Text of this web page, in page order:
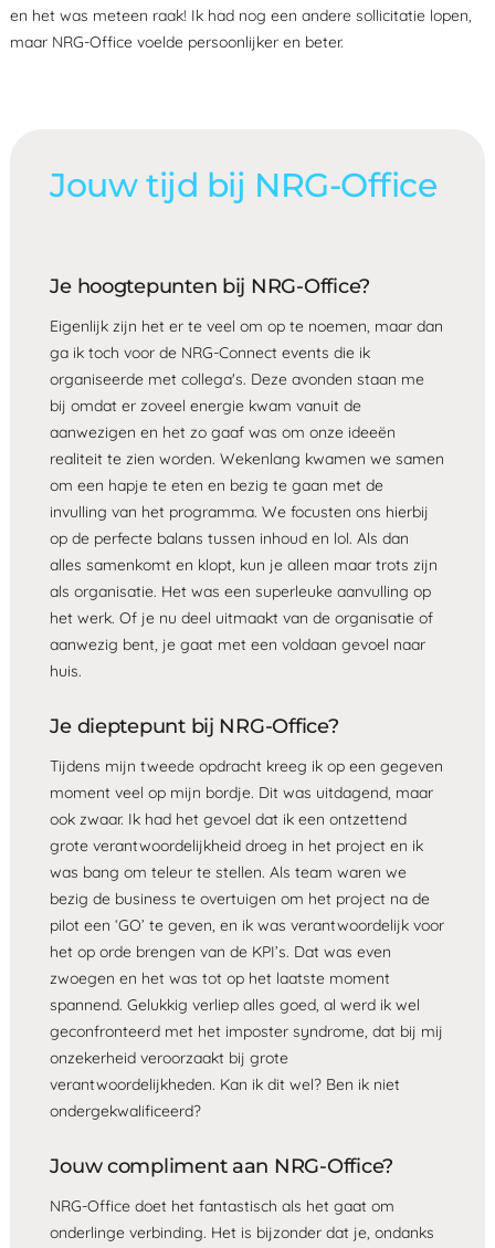
en het was meteen raak! Ik had nog een andere sollicitatie lopen,
maar NRG-Office voelde persoonlijker en beter.
Jouw tijd bij NRG-Office
Je hoogtepunten bij NRG-Office?
Eigenlijk zijn het er te veel om op te noemen, maar dan
ga ik toch voor de NRG-Connect events die ik
organiseerde met collega's. Deze avonden staan me
bij omdat er zoveel energie kwam vanuit de
aanwezigen en het zo gaaf was om onze ideeën
realiteit te zien worden. Wekenlang kwamen we samen
om een hapje te eten en bezig te gaan met de
invulling van het programma. We focusten ons hierbij
op de perfecte balans tussen inhoud en lol. Als dan
alles samenkomt en klopt, kun je alleen maar trots zijn
als organisatie. Het was een superleuke aanvulling op
het werk. Of je nu deel uitmaakt van de organisatie of
aanwezig bent, je gaat met een voldaan gevoel naar
huis.
Je dieptepunt bij NRG-Office?
Tijdens mijn tweede opdracht kreeg ik op een gegeven
moment veel op mijn bordje. Dit was uitdagend, maar
ook zwaar. Ik had het gevoel dat ik een ontzettend
grote verantwoordelijkheid droeg in het project en ik
was bang om teleur te stellen. Als team waren we
bezig de business te overtuigen om het project na de
pilot een ‘GO’ te geven, en ik was verantwoordelijk voor
het op orde brengen van de KPI’s. Dat was even
zwoegen en het was tot op het laatste moment
spannend. Gelukkig verliep alles goed, al werd ik wel
geconfronteerd met het imposter syndrome, dat bij mij
onzekerheid veroorzaakt bij grote
verantwoordelijkheden. Kan ik dit wel? Ben ik niet
ondergekwalificeerd?
Jouw compliment aan NRG-Office?
NRG-Office doet het fantastisch als het gaat om
onderlinge verbinding. Het is bijzonder dat je, ondanks